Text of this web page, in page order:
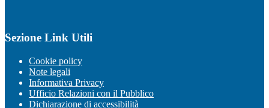
Sezione Link Utili
Cookie policy
Note legali
Informativa Privacy
Ufficio Relazioni con il Pubblico
Dichiarazione di accessibilità